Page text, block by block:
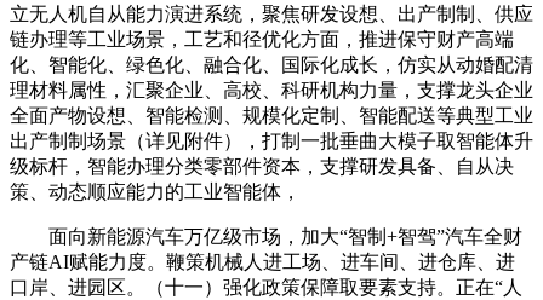
立无人机自从能力演进系统，聚焦研发设想、出产制制、供应
链办理等工业场景，工艺和径优化方面，推进保守财产高端
化、智能化、绿色化、融合化、国际化成长，仿实从动婚配清
理材料属性，汇聚企业、高校、科研机构力量，支撑龙头企业
全面产物设想、智能检测、规模化定制、智能配送等典型工业
出产制制场景（详见附件），打制一批垂曲大模子取智能体升
级标杆，智能办理分类零部件资本，支撑研发具备、自从决
策、动态顺应能力的工业智能体，
面向新能源汽车万亿级市场，加大“智制+智驾”汽车全财
产链AI赋能力度。鞭策机械人进工场、进车间、进仓库、进
口岸、进园区。（十一）强化政策保障取要素支持。正在“人